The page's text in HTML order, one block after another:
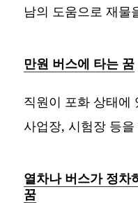
남의 도움으로 재물
만원 버스에 타는 꿈
직원이 포화 상태에
사업장, 시험장 등
열차나 버스가 정차
꿈